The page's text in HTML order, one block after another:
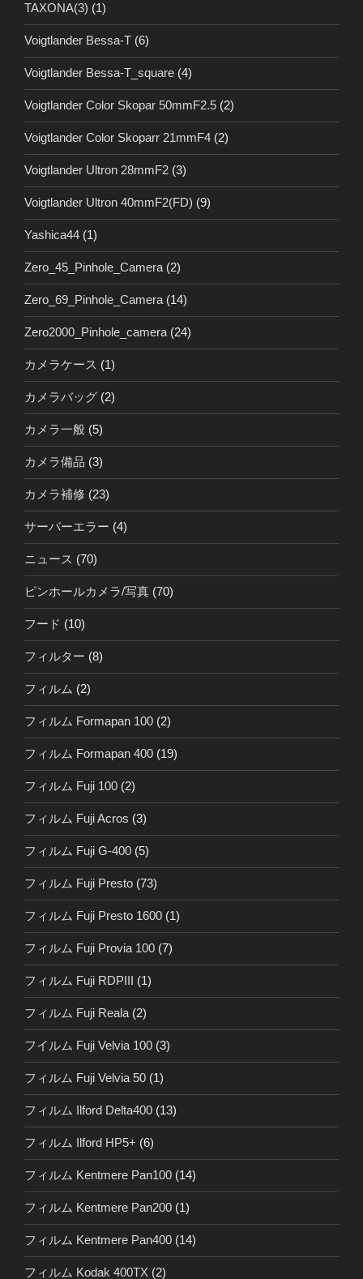
TAXONA(3) (1)
Voigtlander Bessa-T (6)
Voigtlander Bessa-T_square (4)
Voigtlander Color Skopar 50mmF2.5 (2)
Voigtlander Color Skoparr 21mmF4 (2)
Voigtlander Ultron 28mmF2 (3)
Voigtlander Ultron 40mmF2(FD) (9)
Yashica44 (1)
Zero_45_Pinhole_Camera (2)
Zero_69_Pinhole_Camera (14)
Zero2000_Pinhole_camera (24)
カメラケース (1)
カメラバッグ (2)
カメラ一般 (5)
カメラ備品 (3)
カメラ補修 (23)
サーバーエラー (4)
ニュース (70)
ピンホールカメラ/写真 (70)
フード (10)
フィルター (8)
フィルム (2)
フィルム Formapan 100 (2)
フィルム Formapan 400 (19)
フィルム Fuji 100 (2)
フィルム Fuji Acros (3)
フィルム Fuji G-400 (5)
フィルム Fuji Presto (73)
フィルム Fuji Presto 1600 (1)
フィルム Fuji Provia 100 (7)
フィルム Fuji RDPIII (1)
フィルム Fuji Reala (2)
フイルム Fuji Velvia 100 (3)
フィルム Fuji Velvia 50 (1)
フィルム Ilford Delta400 (13)
フィルム Ilford HP5+ (6)
フィルム Kentmere Pan100 (14)
フィルム Kentmere Pan200 (1)
フィルム Kentmere Pan400 (14)
フィルム Kodak 400TX (2)